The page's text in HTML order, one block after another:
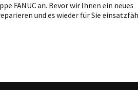
FANUC an. Bevor wir Ihnen ein neues
und es wieder für Sie